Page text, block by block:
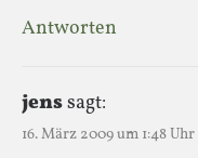
Antworten
jenssagt:
16. März 2009 um 1:48 Uhr